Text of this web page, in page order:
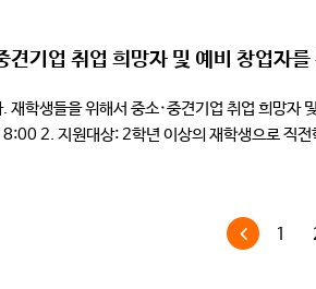
기업 취업 희망자 및 예비 창업자
재학생들을 위해서 중소·중견기업 취업 희망
2. 지원대상: 2학년 이상의 재학생으로 직전
1